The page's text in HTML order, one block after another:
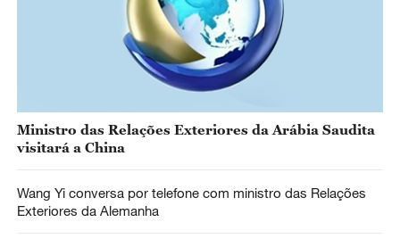
Ministro das Relações Exteriores da Arábia Saudita
visitará a China
Wang Yi conversa por telefone com ministro das Relações
Exteriores da Alemanha